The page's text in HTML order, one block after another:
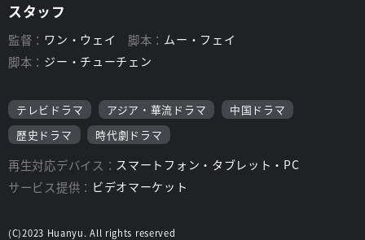
スタッフ
監督： ワン・ウェイ 脚本： ムー・フェイ
脚本： ジー・チューチェン
テレビドラマ アジア・華流ドラマ
中国ドラマ
歴史ドラマ
時代劇ドラマ
再生対応デバイス： スマートフォン・タブレット・PC
サービス提供： ビデオマーケット
(C)2023 Huanyu. All rights reserved